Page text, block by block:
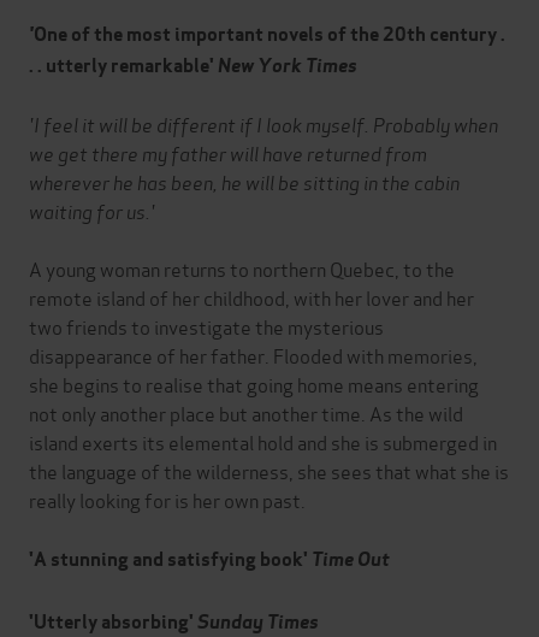
'One of the most important novels of the 20th century .
. . utterly remarkable' New York Times
'I feel it will be different if I look myself. Probably when
we get there my father will have returned from
wherever he has been, he will be sitting in the cabin
waiting for us.'
A young woman returns to northern Quebec, to the
remote island of her childhood, with her lover and her
two friends to investigate the mysterious
disappearance of her father. Flooded with memories,
she begins to realise that going home means entering
not only another place but another time. As the wild
island exerts its elemental hold and she is submerged in
the language of the wilderness, she sees that what she is
really looking for is her own past.
'A stunning and satisfying book' Time Out
'Utterly absorbing' Sunday Times